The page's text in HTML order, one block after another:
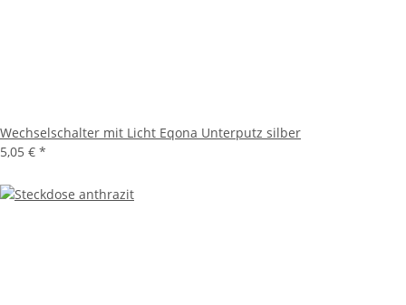
Wechselschalter mit Licht Eqona Unterputz silber
5,05 € *